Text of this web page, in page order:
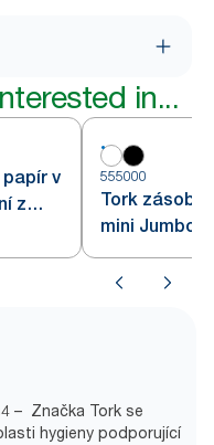
in...
v
z
555000
Tork
mini Jumbo
– Značka Tork se
hygieny podporující